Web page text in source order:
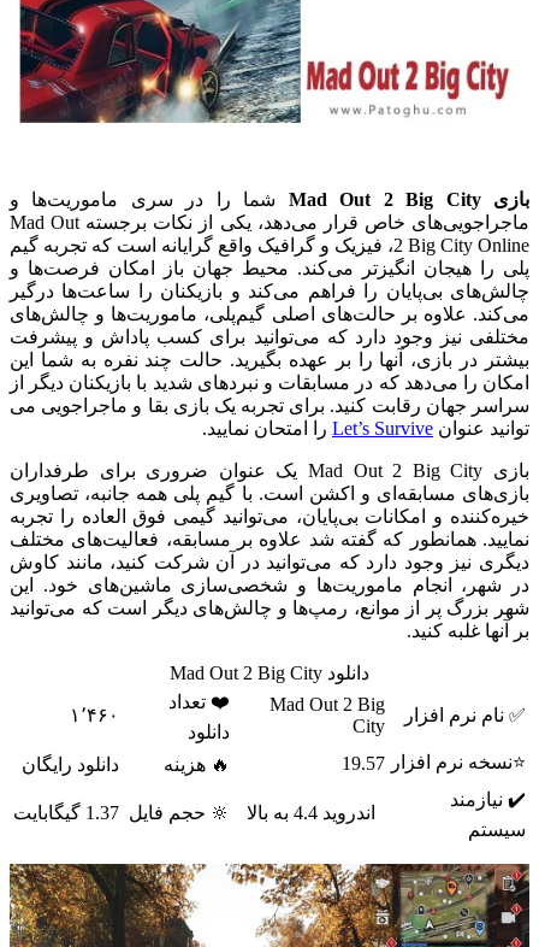
بازی Mad Out 2 Big City
شما را در سری ماموریت‌ها و
ماجراجویی‌های خاص قرار می‌دهد، یکی از نکات برجسته Mad Out
2 Big City Online، فیزیک و گرافیک واقع گرایانه است که تجربه گیم
پلی را هیجان انگیزتر می‌کند. محیط جهان باز امکان فرصت‌ها و
چالش‌های بی‌پایان را فراهم می‌کند و بازیکنان را ساعت‌ها درگیر
می‌کند. علاوه بر حالت‌های اصلی گیم‌پلی، ماموریت‌ها و چالش‌های
مختلفی نیز وجود دارد که می‌توانید برای کسب پاداش و پیشرفت
بیشتر در بازی، آنها را بر عهده بگیرید. حالت چند نفره به شما این
امکان را می‌دهد که در مسابقات و نبردهای شدید با بازیکنان دیگر از
سراسر جهان رقابت کنید. برای تجربه یک بازی بقا و ماجراجویی می
توانید عنوان Let’s Survive را امتحان نمایید.
بازی Mad Out 2 Big City یک عنوان ضروری برای طرفداران
بازی‌های مسابقه‌ای و اکشن است. با گیم پلی همه جانبه، تصاویری
خیره‌کننده و امکانات بی‌پایان، می‌توانید گیمی فوق العاده را تجربه
نمایید. همانطور که گفته شد علاوه بر مسابقه، فعالیت‌های مختلف
دیگری نیز وجود دارد که می‌توانید در آن شرکت کنید، مانند کاوش
در شهر، انجام ماموریت‌ها و شخصی‌سازی ماشین‌های خود. این
شهر بزرگ پر از موانع، رمپ‌ها و چالش‌های دیگر است که می‌توانید
بر آنها غلبه کنید.
دانلود Mad Out 2 Big City
✅ نام نرم افزار
Mad Out 2 Big
City
❤️ تعداد
دانلود
۱٬۴۶۰
⭐نسخه نرم افزار 19.57 🔥 هزینه
دانلود رایگان
✔️ نیازمند
سیستم
اندروید 4.4 به بالا 🔆 حجم فایل 1.37 گیگابایت